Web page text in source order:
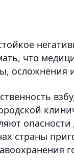
что
осложнения
страны